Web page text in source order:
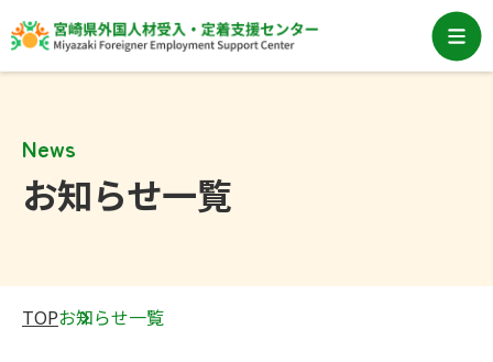
News
お知らせ一覧
TOPお知らせ一覧